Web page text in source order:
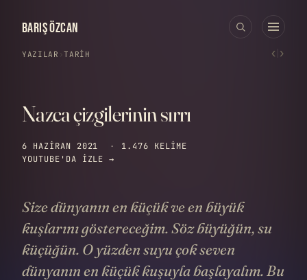
BARIŞ ÖZCAN
YAZILAR ›TARIH ‹ ›
Nazca çizgilerinin sırrı
6 HAZIRAN 2021 ·
1.476 KELIME
YOUTUBE'DA IZLE →
Size dünyanın en küçük ve en büyük
kuşlarını göstereceğim. Söz büyüğün, su
küçüğün. O yüzden suyu çok seven
dünyanın en küçük kuşuyla başlayalım. Bu